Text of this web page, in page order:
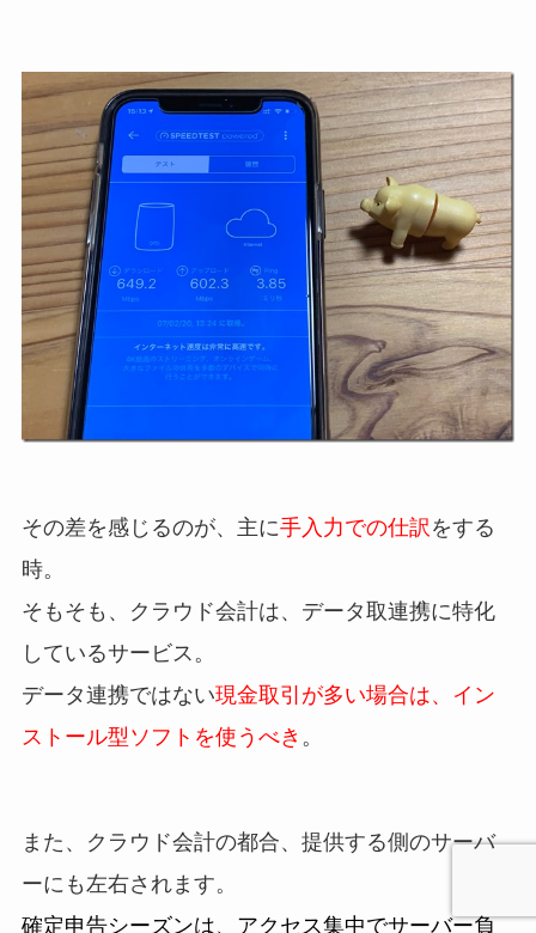
その差を感じるのが、主に手入力での仕訳 をする
時。
そもそも、クラウド会計は、データ取連携に特化
しているサービス。
データ連携ではない現金取引が多い場合は、イン
ストール型ソフトを使うべき 。
また、クラウド会計の都合、提供する側のサーバ
ーにも左右されます。
確定申告シーズンは、アクセス集中でサーバー負